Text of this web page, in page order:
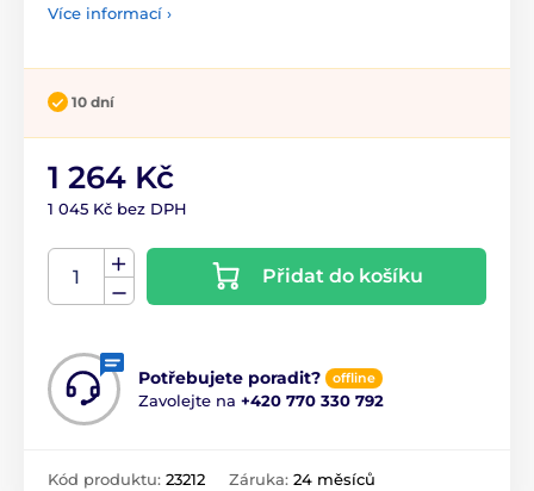
Více informací ›
10 dní
1 264 Kč
1 045 Kč bez DPH
Přidat do košíku
Potřebujete poradit? offline
Zavolejte na +420 770 330 792
Kód produktu: 23212 Záruka: 24 měsíců